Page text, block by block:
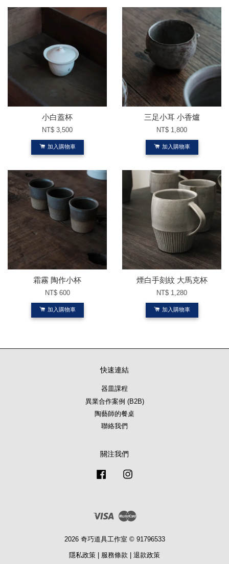
小白蓋杯
NT$ 3,500
加入購物車
三足小耳 小香爐
NT$ 1,800
加入購物車
霜霧 陶作小杯
NT$ 600
加入購物車
煙白手刻紋 大馬克杯
NT$ 1,280
加入購物車
快速連結
器皿課程
異業合作案例 (B2B)
陶藝師的餐桌
聯絡我們
關注我們
Facebook
Visa Master
2026 奇巧道具工作室 © 91796533
隱私政策 服務條款 退款政策